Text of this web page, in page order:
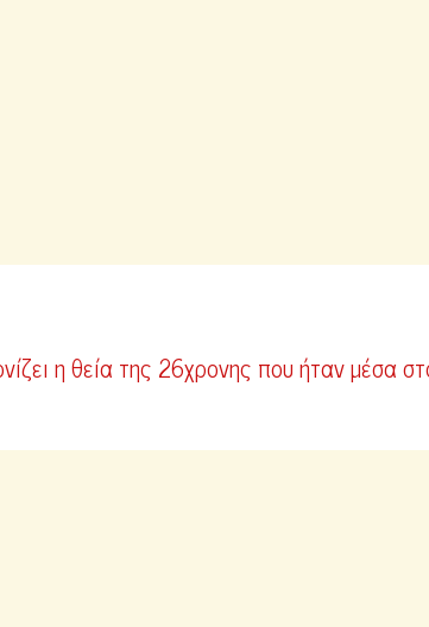
η θεία της 26χρονης που ήταν μέσα